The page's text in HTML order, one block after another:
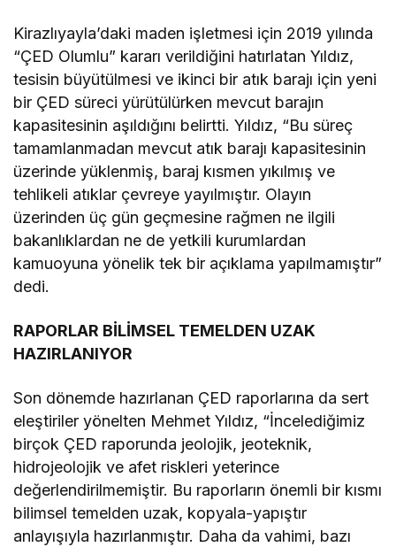
Kirazlıyayla’daki maden işletmesi için 2019 yılında
“ÇED Olumlu” kararı verildiğini hatırlatan Yıldız,
tesisin büyütülmesi ve ikinci bir atık barajı için yeni
bir ÇED süreci yürütülürken mevcut barajın
kapasitesinin aşıldığını belirtti. Yıldız, “Bu süreç
tamamlanmadan mevcut atık barajı kapasitesinin
üzerinde yüklenmiş, baraj kısmen yıkılmış ve
tehlikeli atıklar çevreye yayılmıştır. Olayın
üzerinden üç gün geçmesine rağmen ne ilgili
bakanlıklardan ne de yetkili kurumlardan
kamuoyuna yönelik tek bir açıklama yapılmamıştır”
dedi.
RAPORLAR BİLİMSEL TEMELDEN UZAK
HAZIRLANIYOR
Son dönemde hazırlanan ÇED raporlarına da sert
eleştiriler yönelten Mehmet Yıldız, “İncelediğimiz
birçok ÇED raporunda jeolojik, jeoteknik,
hidrojeolojik ve afet riskleri yeterince
değerlendirilmemiştir. Bu raporların önemli bir kısmı
bilimsel temelden uzak, kopyala-yapıştır
anlayışıyla hazırlanmıştır. Daha da vahimi, bazı